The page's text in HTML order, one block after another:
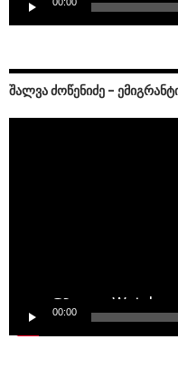
ᲨᲐᲚᲕᲐ ᲫᲝᲬᲔᲜᲘᲫᲔ –
00:00